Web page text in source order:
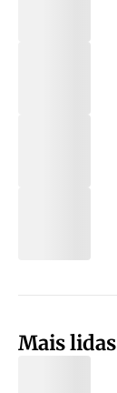
Mais lidas